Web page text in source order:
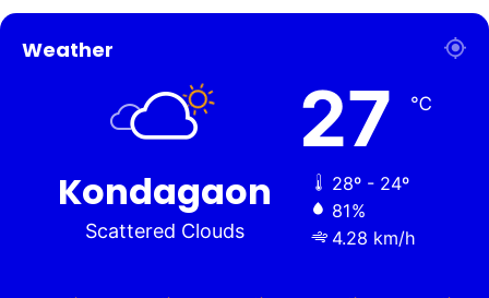
Weather
Kondagaon
Scattered Clouds
27 ℃
28º - 24º
81%
4.28 km/h